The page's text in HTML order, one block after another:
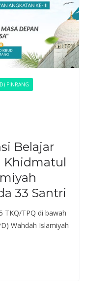
PINRANG
Belajar
Khidmatul
33 Santri
TKQ/TPQ di bawah
Wahdah Islamiyah